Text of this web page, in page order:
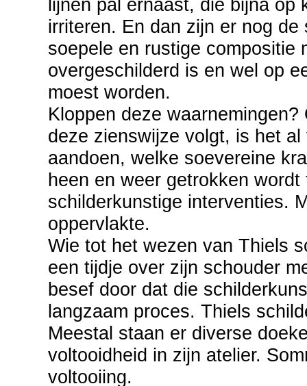
lijnen pal ernaast, die bijna op
irriteren. En dan zijn er nog
soepele en rustige compositie
overgeschilderd is en wel op
moest worden.
Kloppen deze
deze zienswijze volgt, is het
aandoen, welke soevereine
heen en weer getrokken
schilderkunstige interventies.
oppervlakte.
Wie tot het wezen van Thiels
een tijdje over zijn schouder
besef door dat die
langzaam proces. Thiels
Meestal staan er diverse
voltooidheid in zijn atelier.
voltooiing.